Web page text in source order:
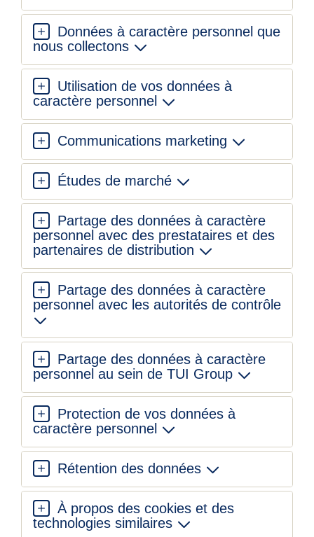
Données à caractère personnel que
nous collectons
Utilisation de vos données à
caractère personnel
Communications marketing
Études de marché
Partage des données à caractère
personnel avec des prestataires et des
partenaires de distribution
Partage des données à caractère
personnel avec les autorités de contrôle
Partage des données à caractère
personnel au sein de TUI Group
Protection de vos données à
caractère personnel
Rétention des données
À propos des cookies et des
technologies similaires